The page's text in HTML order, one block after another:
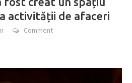
activității de afaceri
Comment